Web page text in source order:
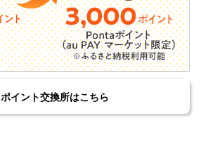
ポイント交換所はこちら